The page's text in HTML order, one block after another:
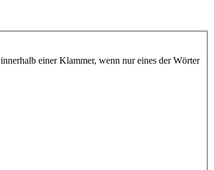
innerhalb einer Klammer, wenn nur eines der Wörter